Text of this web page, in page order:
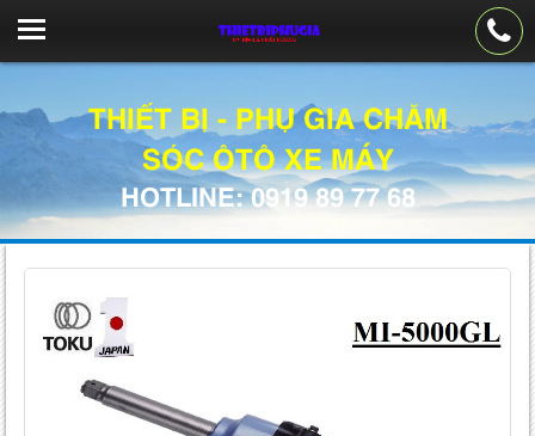
THIẾT BỊ - PHỤ GIA CHĂM
SÓC ÔTÔ XE MÁY
HOTLINE: 0919 89 77 68